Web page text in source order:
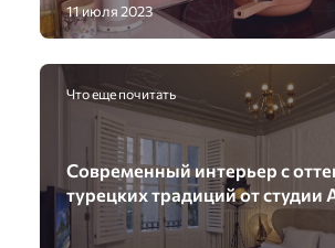
11 июля 2023
Что еще почитать
Современный интерьер с
турецких традиций от студии